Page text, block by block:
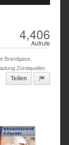
4,406
Aufrufe
Brandgase,
Zündquellen
Teilen